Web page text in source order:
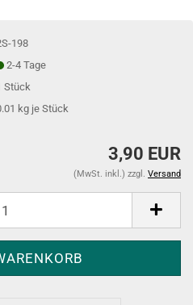
198
2-4 Tage
Stück
kg je Stück
3,90 EUR
(MwSt. inkl.) zzgl. Versand